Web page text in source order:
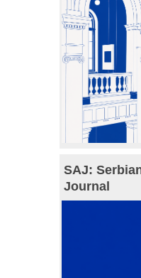
SAJ:
Journal